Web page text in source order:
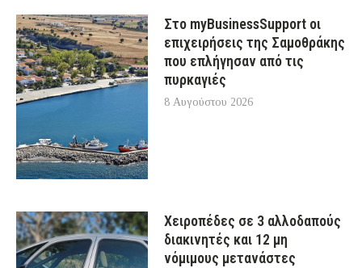
Στο myBusinessSupport οι
επιχειρήσεις της Σαμοθράκης
που επλήγησαν από τις
πυρκαγιές
8 Αυγούστου 2026
Χειροπέδες σε 3 αλλοδαπούς
διακινητές και 12 μη
νόμιμους μετανάστες